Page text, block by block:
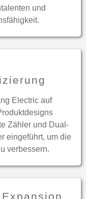
und
Electric auf
Zähler und Dual-
eingeführt, um die
verbessern.